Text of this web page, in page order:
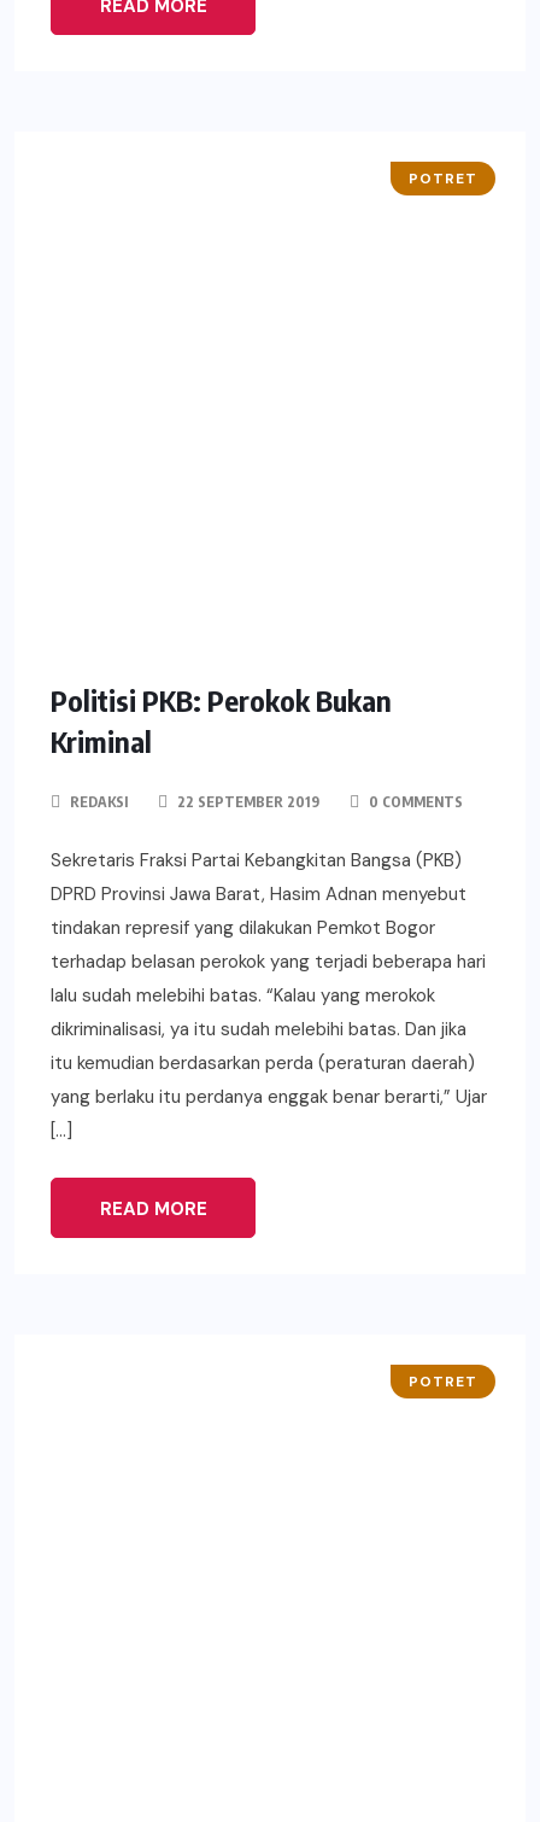
READ MORE
POTRET
Politisi PKB: Perokok Bukan
Kriminal
REDAKSI 22 SEPTEMBER 2019 0 COMMENTS
Sekretaris Fraksi Partai Kebangkitan Bangsa (PKB)
DPRD Provinsi Jawa Barat, Hasim Adnan menyebut
tindakan represif yang dilakukan Pemkot Bogor
terhadap belasan perokok yang terjadi beberapa hari
lalu sudah melebihi batas. “Kalau yang merokok
dikriminalisasi, ya itu sudah melebihi batas. Dan jika
itu kemudian berdasarkan perda (peraturan daerah)
yang berlaku itu perdanya enggak benar berarti,” Ujar
[…]
READ MORE
POTRET